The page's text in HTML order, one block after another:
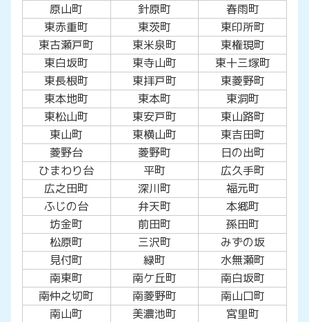
原山町
針原町
春雨町
東赤重町
東茨町
東印所町
東古瀬戸町
東米泉町
東権現町
東白坂町
東寺山町
東十三塚町
東長根町
東拝戸町
東菱野町
東本地町
東本町
東洞町
東松山町
東安戸町
東山路町
東山町
東横山町
東吉田町
菱野台
菱野町
日の出町
ひまわり台
平町
広久手町
広之田町
深川町
福元町
ふじの台
弁天町
本郷町
坊金町
前田町
孫田町
松原町
三沢町
みずの坂
見付町
緑町
水無瀬町
南東町
南ケ丘町
南白坂町
南仲之切町
南菱野町
南山口町
南山町
美濃池町
宮里町